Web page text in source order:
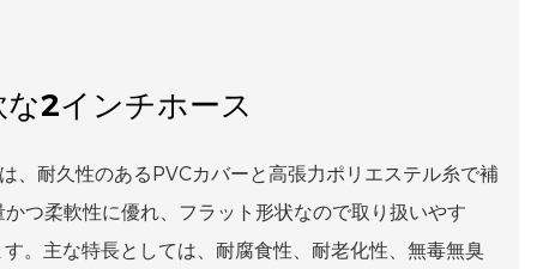
2インチホース
、耐久性のあるPVCカバーと高張力ポリエステル糸で補
つ柔軟性に優れ、フラット形状なので取り扱いやす
。主な特長としては、耐腐食性、耐老化性、無毒無臭